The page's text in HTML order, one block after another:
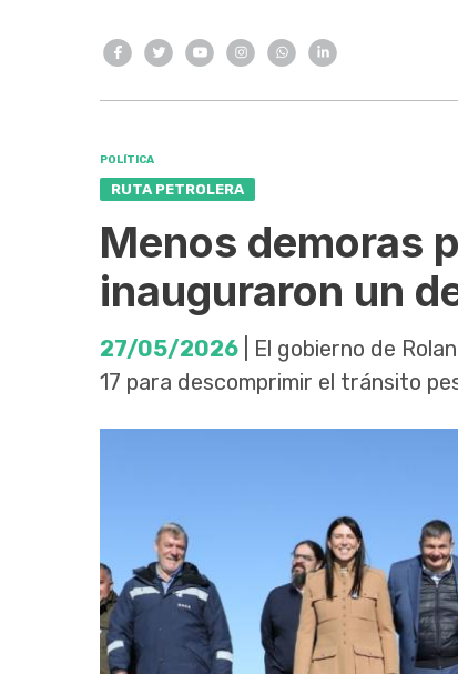
POLÍTICA
RUTA PETROLERA
Menos demoras
inauguraron un
27/05/2026 | El gobierno de
17 para descomprimir el tránsito